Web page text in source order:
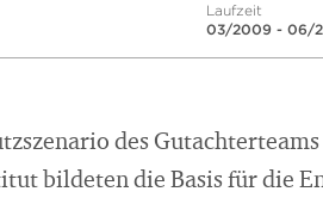
Laufzeit
03/2009 - 06/
des
bildeten die Basis für die